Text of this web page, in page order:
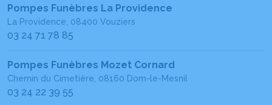
Pompes Funèbres La Providence
La Providence, 08400 Vouziers
03 24 71 78 85
Pompes Funèbres Mozet Cornard
Chemin du Cimetière, 08160 Dom-le-Mesnil
03 24 22 39 55